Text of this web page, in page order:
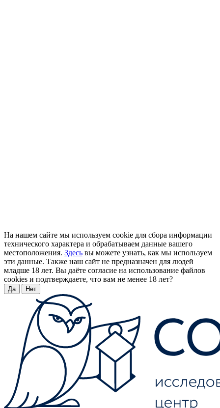
На нашем сайте мы используем cookie для сбора информации
технического характера и обрабатываем данные вашего
местоположения. Здесь вы можете узнать, как мы используем
эти данные. Также наш сайт не предназначен для людей
младше 18 лет. Вы даёте согласие на использование файлов
cookies и подтверждаете, что вам не менее 18 лет?
Да Нет